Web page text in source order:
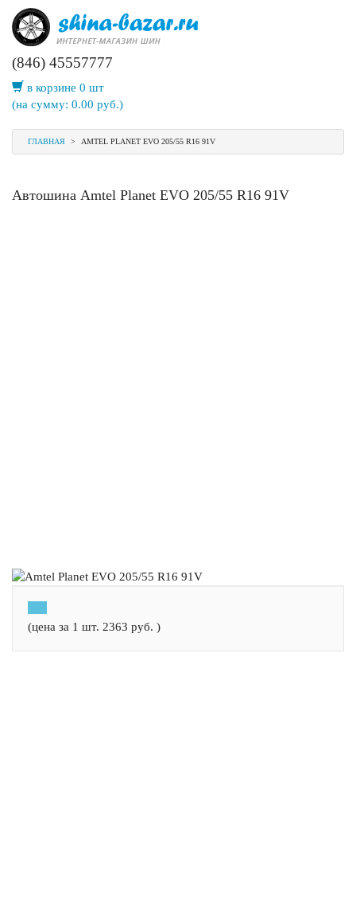
(846) 45557777
в корзине 0 шт
(на сумму: 0.00 руб.)
ГЛАВНАЯ > AMTEL PLANET EVO 205/55 R16 91V
Автошина Amtel Planet EVO 205/55 R16 91V
(цена за 1 шт. 2363 руб. )